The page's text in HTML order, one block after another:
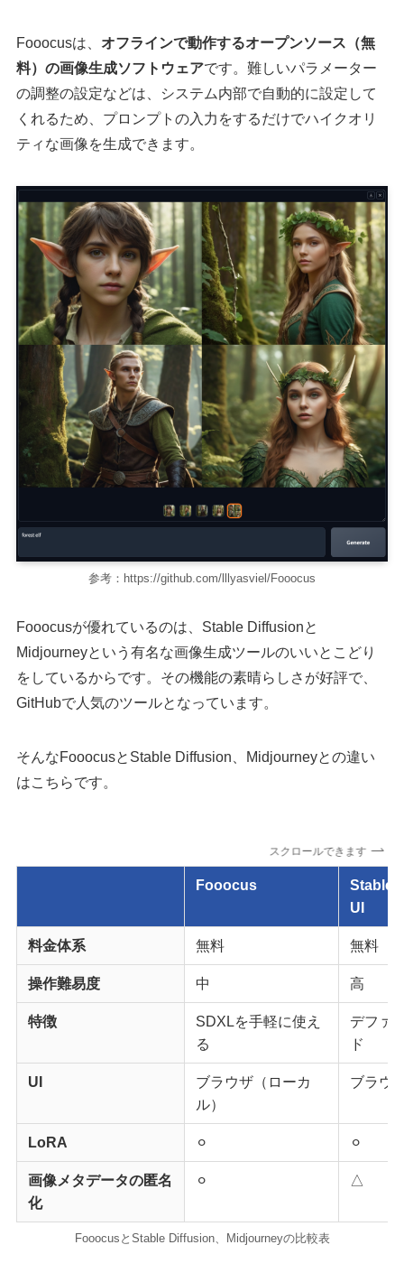
Fooocusは、 オフラインで動作するオープンソース（無
料）の画像生成ソフトウェアです。難しいパラメーター
の調整の設定などは、システム内部で自動的に設定して
くれるため、プロンプトの入力をするだけでハイクオリ
ティな画像を生成できます。
参考：https://github.com/lllyasviel/Fooocus
Fooocusが優れているのは、Stable Diffusionと
Midjourneyという有名な画像生成ツールのいいとこどり
をしているからです。その機能の素晴らしさが好評で、
GitHubで人気のツールとなっています。
そんなFooocusとStable Diffusion、Midjourneyとの違い
はこちらです。
スクロールできます
Fooocus
Stable
UI
料金体系 無料 無料
操作難易度 中 高
特徴
SDXLを手軽に使え
る
デファ
ド
UI
ブラウザ（ローカ
ル）
ブラウ
LoRA ⚪︎ ⚪︎
画像メタデータの匿名
化
⚪︎ △
FooocusとStable Diffusion、Midjourneyの比較表